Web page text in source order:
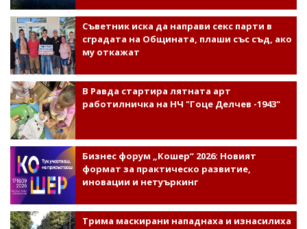
Съветник иска да направи секс парти в
сградата на Общината, плаши със съд, ако
му откажат
В Равда стартира лятната арт
работилничка на НЧ "Гоце Делчев -1943"
Бизнес форум „Кошер“ 2026: Новият
формат за практическо развитие,
иновации и нетуъркинг
Трима маскирани нападнаха и изнасилиха